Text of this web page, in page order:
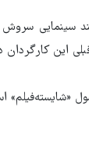
سینمایی
این
«شایسته‌فیلم»